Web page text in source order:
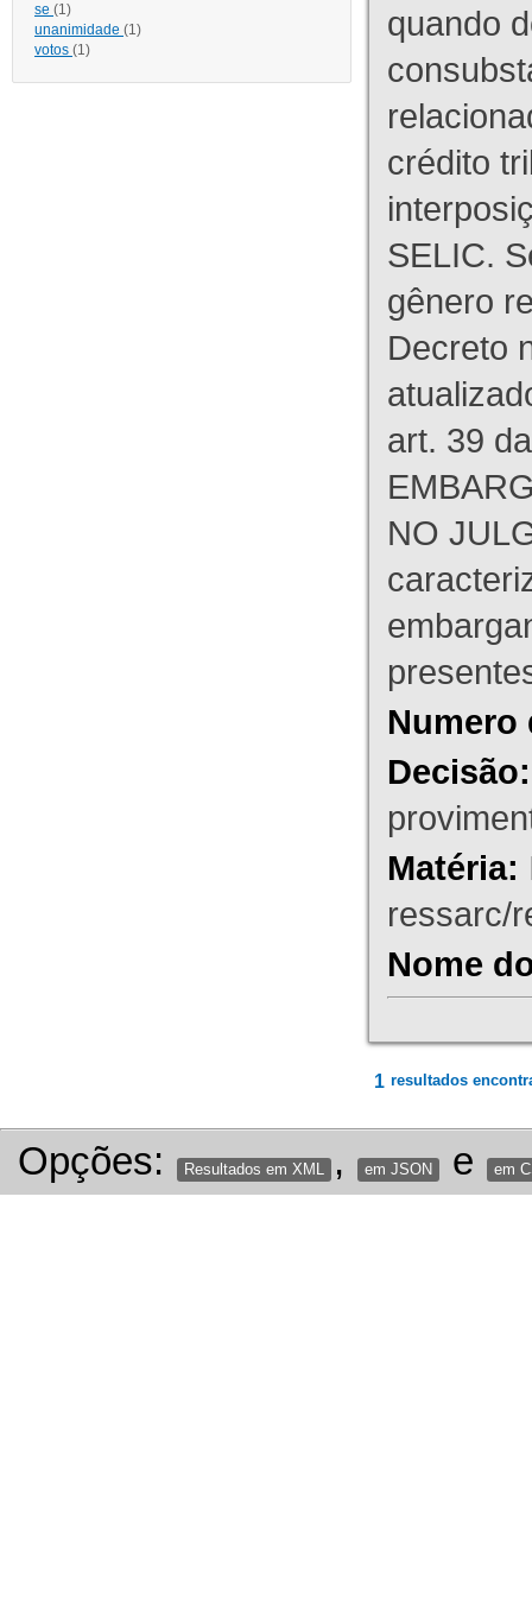
se (1)
unanimidade (1)
votos (1)
quando
crédito
SELIC.
gênero
Decreto
art. 39
NO
Numero
Decisão:
Matéria:
ressarc/
Nome
1 resultados
Opções: Resultados em XML , em JSON e em